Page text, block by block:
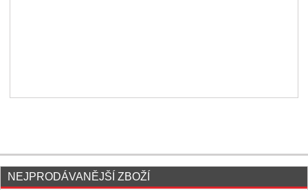
NEJPRODÁVANĚJŠÍ ZBOŽÍ